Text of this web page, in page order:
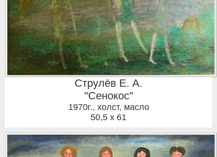
Струлёв Е. А.
"Сенокос"
1970г., холст, масло
50,5 x 61